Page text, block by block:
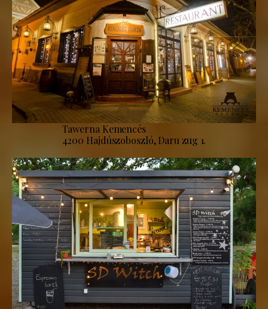
Tawerna Kemencés
4200 Hajdúszoboszló, Daru zug 1.